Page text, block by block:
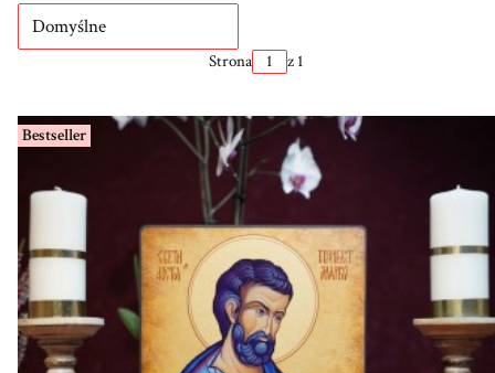
Domyślne
Strona z 1
Bestseller